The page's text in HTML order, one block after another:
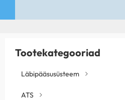
PAKKUMISED
TEENUSED
KONTAKT
TEHTUD TÖÖD
Tootekategooriad
Läbipääsusüsteem
ATS